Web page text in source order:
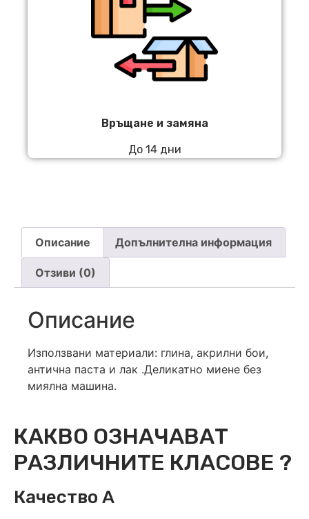
Връщане и замяна
До 14 дни
Описание Допълнителна информация
Отзиви (0)
Описание
Използвани материали: глина, акрилни бои,
антична паста и лак .Деликатно миене без
миялна машина.
КАКВО ОЗНАЧАВАТ
РАЗЛИЧНИТЕ КЛАСОВЕ ?
Качество А